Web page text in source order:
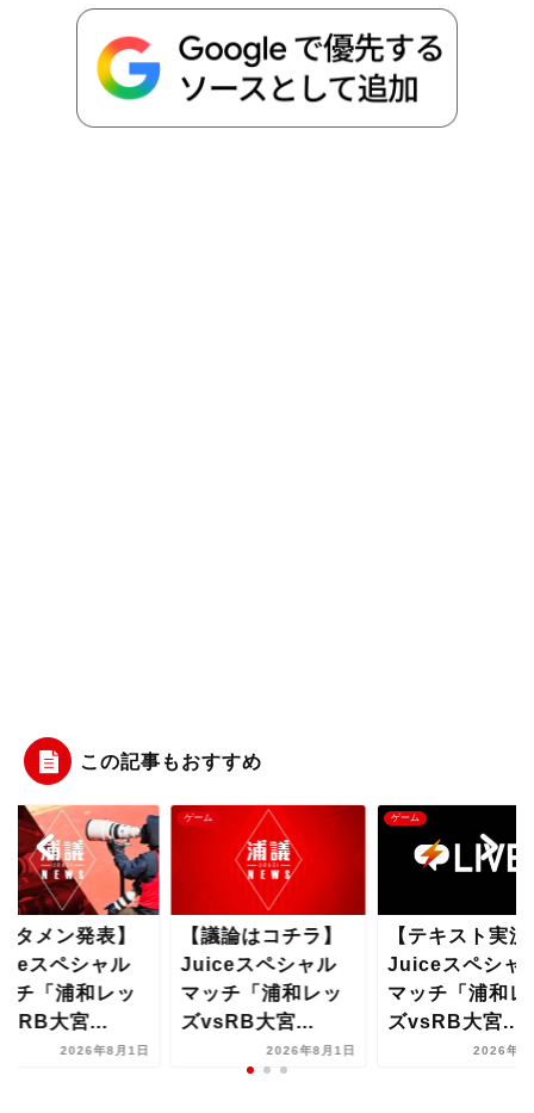
o
r t n
この記事もおすすめ
論はコチラ】
スペシャル
チ「浦和レッ
大宮...
2026年8月1日
ゲーム
【テキスト実況】
Juiceスペシャル
マッチ「浦和レッ
ズvsRB大宮...
2026年8月1日
ゲーム
【スタメン発表
Juiceスペシャ
マッチ「浦和レ
ズvsRB大宮...
2026年8